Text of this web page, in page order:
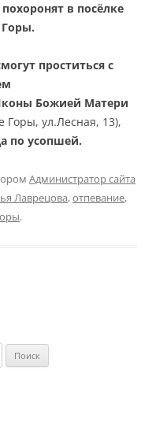
в посёлке
проститься с
Божией Матери
Горы, ул.Лесная, 13),
по усопшей.
Администратор сайта
Лаврецова,отпевание,
.